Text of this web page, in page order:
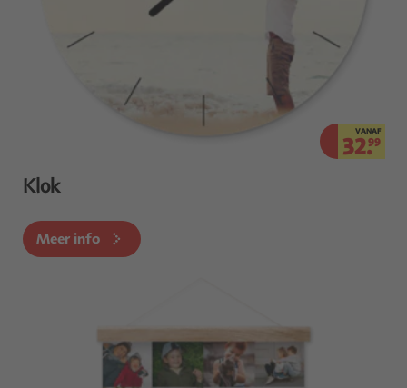
VANAF
32.99
Klok
Meer info